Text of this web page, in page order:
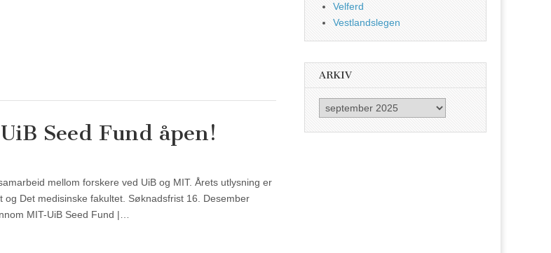
Seed Fund åpen!
mellom forskere ved UiB og MIT. Årets utlysning er
Det medisinske fakultet. Søknadsfrist 16. Desember
MIT-UiB Seed Fund |…
Velferd
Vestlandslegen
ARKIV
Arkiv